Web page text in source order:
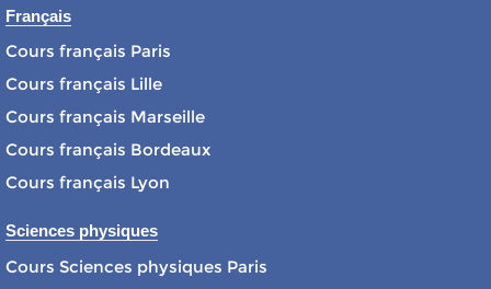
Français
Cours français Paris
Cours français Lille
Cours français Marseille
Cours français Bordeaux
Cours français Lyon
Sciences physiques
Cours Sciences physiques Paris